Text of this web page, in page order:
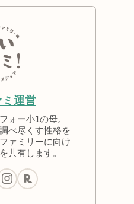
運営
ォー小1の母。
べ尽くす性格を
ァミリーに向け
共有します。